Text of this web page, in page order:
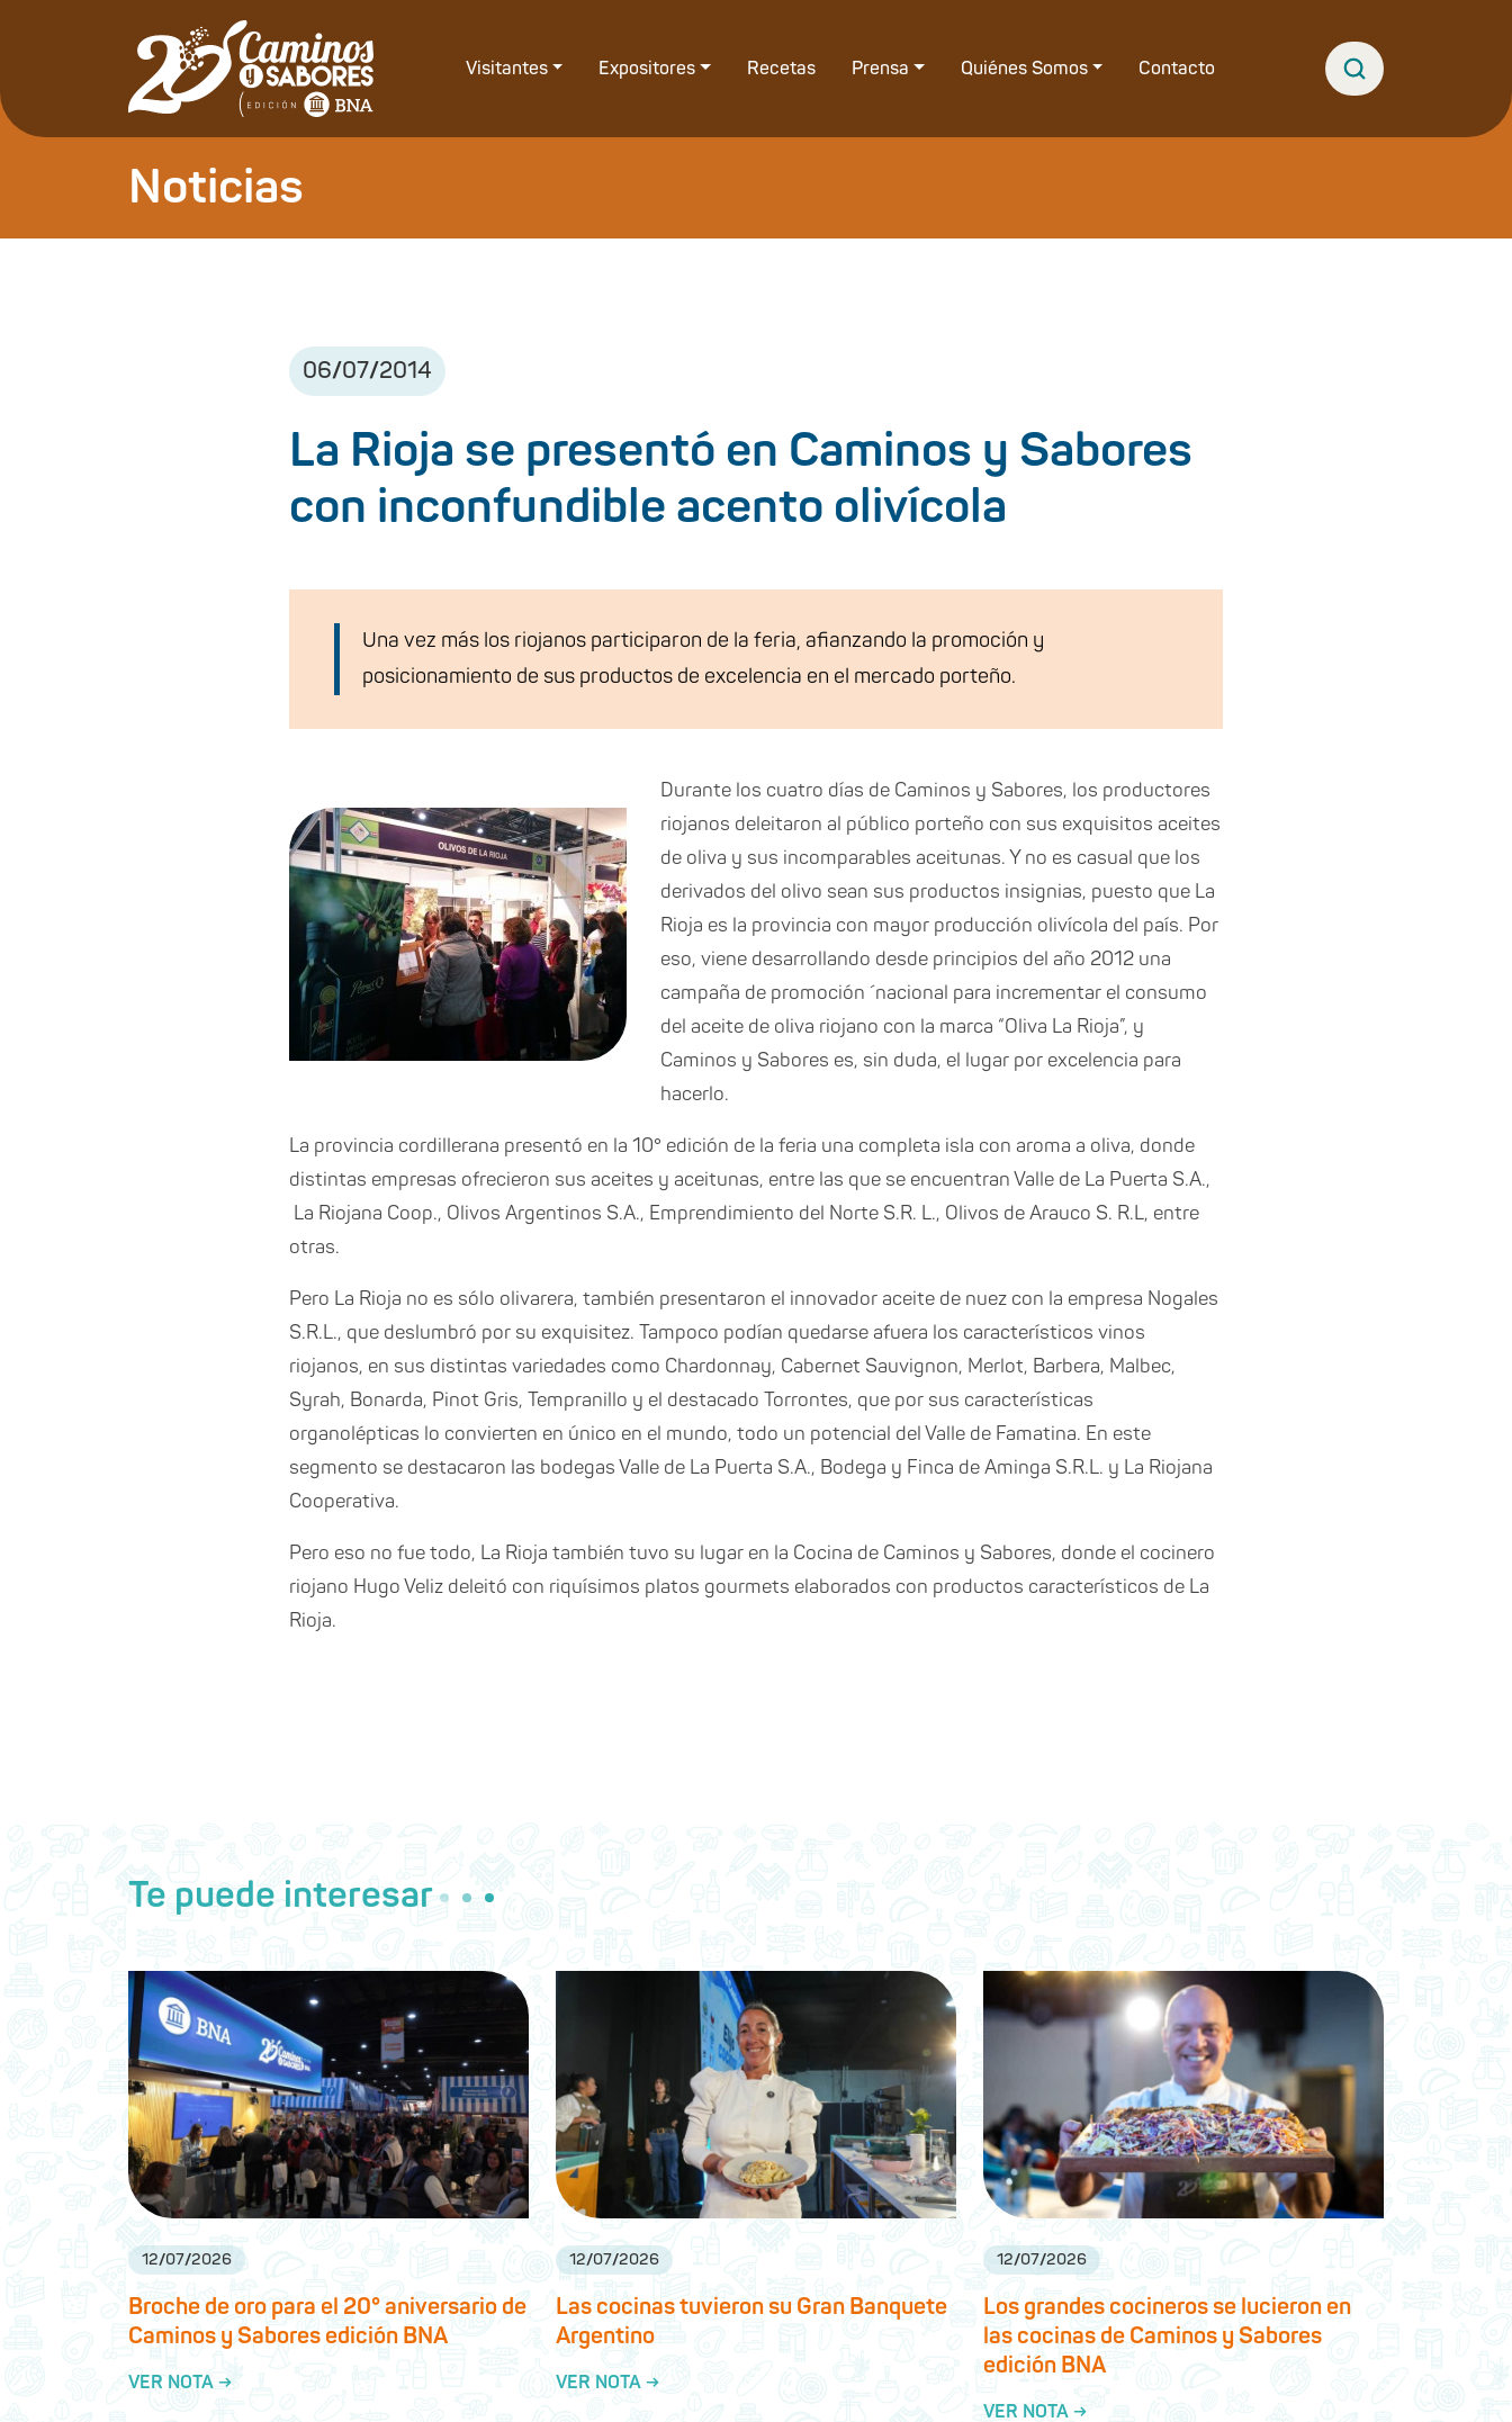
Visitantes Expositores Recetas Prensa Quiénes Somos Contacto
Noticias
06/07/2014
La Rioja se presentó en Caminos y Sabores
con inconfundible acento olivícola
Una vez más los riojanos participaron de la feria, afianzando la promoción y
posicionamiento de sus productos de excelencia en el mercado porteño.
Durante los cuatro días de Caminos y Sabores, los productores
riojanos deleitaron al público porteño con sus exquisitos aceites
de oliva y sus incomparables aceitunas. Y no es casual que los
derivados del olivo sean sus productos insignias, puesto que La
Rioja es la provincia con mayor producción olivícola del país. Por
eso, viene desarrollando desde principios del año 2012 una
campaña de promoción ´nacional para incrementar el consumo
del aceite de oliva riojano con la marca “Oliva La Rioja”, y
Caminos y Sabores es, sin duda, el lugar por excelencia para
hacerlo.
La provincia cordillerana presentó en la 10° edición de la feria una completa isla con aroma a oliva, donde
distintas empresas ofrecieron sus aceites y aceitunas, entre las que se encuentran Valle de La Puerta S.A.,
La Riojana Coop., Olivos Argentinos S.A., Emprendimiento del Norte S.R. L., Olivos de Arauco S. R.L, entre
otras.
Pero La Rioja no es sólo olivarera, también presentaron el innovador aceite de nuez con la empresa Nogales
S.R.L., que deslumbró por su exquisitez. Tampoco podían quedarse afuera los característicos vinos
riojanos, en sus distintas variedades como Chardonnay, Cabernet Sauvignon, Merlot, Barbera, Malbec,
Syrah, Bonarda, Pinot Gris, Tempranillo y el destacado Torrontes, que por sus características
organolépticas lo convierten en único en el mundo, todo un potencial del Valle de Famatina. En este
segmento se destacaron las bodegas Valle de La Puerta S.A., Bodega y Finca de Aminga S.R.L. y La Riojana
Cooperativa.
Pero eso no fue todo, La Rioja también tuvo su lugar en la Cocina de Caminos y Sabores, donde el cocinero
riojano Hugo Veliz deleitó con riquísimos platos gourmets elaborados con productos característicos de La
Rioja.
Te puede interesar
12/07/2026
Broche de oro para el 20° aniversario de
Caminos y Sabores edición BNA
VER NOTA →
12/07/2026
Las cocinas tuvieron su Gran Banquete
Argentino
VER NOTA →
12/07/2026
Los grandes cocineros se lucieron en
las cocinas de Caminos y Sabores
edición BNA
VER NOTA →